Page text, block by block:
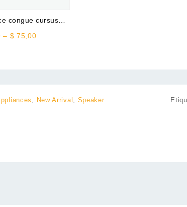
congue cursus
– $ 75,00Price
New Arrival Speaker